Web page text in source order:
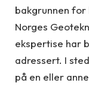
bakgrunnen for
Norges
ekspertise har
adressert. I
på en eller